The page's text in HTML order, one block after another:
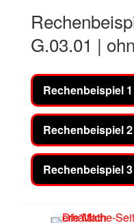
G.03.01 |
Rechenbeispiel 1
Rechenbeispiel 2
Rechenbeispiel 3